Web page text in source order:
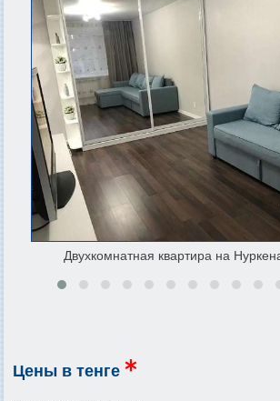
Двухкомнатная квартира на
Цены в тенге